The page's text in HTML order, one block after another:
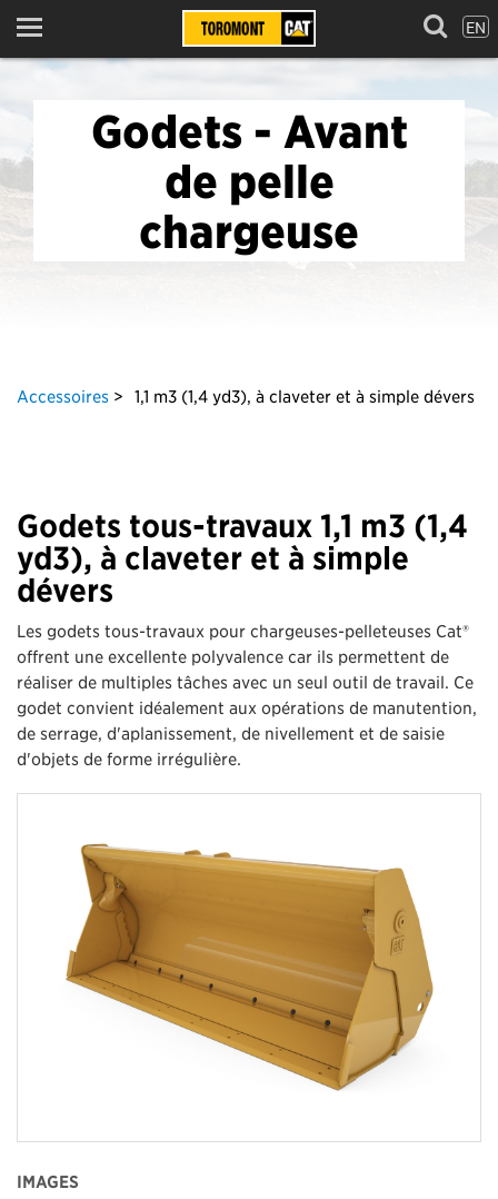
Menu EN
Godets - Avant
de pelle
chargeuse
Accessoires 1,1 m3 (1,4 yd3), à claveter et à simple dévers
Godets tous-travaux 1,1 m3 (1,4
yd3), à claveter et à simple
dévers
Les godets tous-travaux pour chargeuses-pelleteuses Cat®
offrent une excellente polyvalence car ils permettent de
réaliser de multiples tâches avec un seul outil de travail. Ce
godet convient idéalement aux opérations de manutention,
de serrage, d'aplanissement, de nivellement et de saisie
d'objets de forme irrégulière.
IMAGES